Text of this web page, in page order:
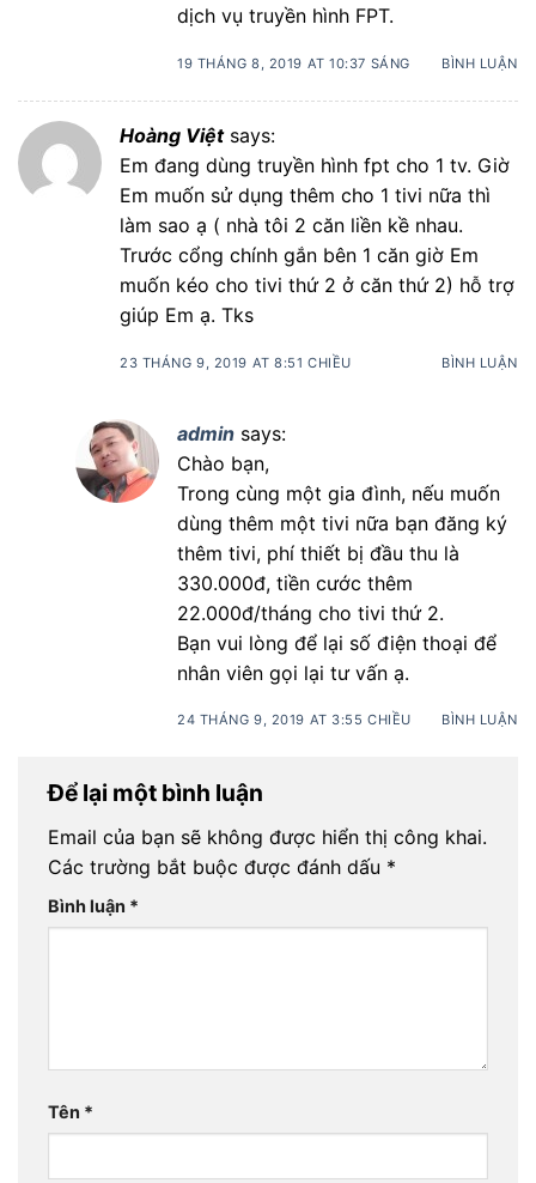
dịch vụ truyền hình FPT.
19 THÁNG 8, 2019 AT 10:37 SÁNG BÌNH LUẬN
Hoàng Việt says:
Em đang dùng truyền hình fpt cho 1 tv. Giờ
Em muốn sử dụng thêm cho 1 tivi nữa thì
làm sao ạ ( nhà tôi 2 căn liền kề nhau.
Trước cổng chính gắn bên 1 căn giờ Em
muốn kéo cho tivi thứ 2 ở căn thứ 2) hỗ trợ
giúp Em ạ. Tks
23 THÁNG 9, 2019 AT 8:51 CHIỀU BÌNH LUẬN
admin says:
Chào bạn,
Trong cùng một gia đình, nếu muốn
dùng thêm một tivi nữa bạn đăng ký
thêm tivi, phí thiết bị đầu thu là
330.000đ, tiền cước thêm
22.000đ/tháng cho tivi thứ 2.
Bạn vui lòng để lại số điện thoại để
nhân viên gọi lại tư vấn ạ.
24 THÁNG 9, 2019 AT 3:55 CHIỀU BÌNH LUẬN
Để lại một bình luận
Email của bạn sẽ không được hiển thị công khai.
Các trường bắt buộc được đánh dấu *
Bình luận *
Tên *